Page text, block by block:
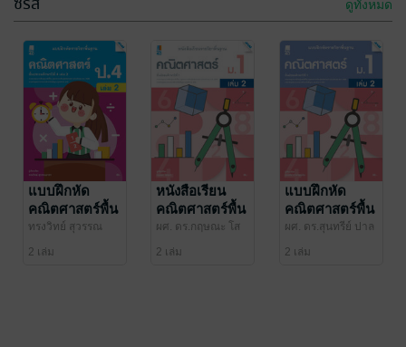
JUZZ Issue 19
ทีมงาน JUZZ
MAC Education
นิตยสารวัยรุ่น
2 Rating
JUZZ Issue 08
MAC Education
นิตยสารสาระบันเทิง
1 Rating
ดูทั้งหมด
แบบฝึกหัด
คณิตศาสตร์พื้น
ฐาน ป.4
ทรงวิทย์ สุวรรณ
Education
2 เล่ม
หนังสือเรียน
คณิตศาสตร์พื้น
ฐาน ม.1
ผศ. ดร.กฤษณะ โส
Education
2 เล่ม
แบบฝึกหัด
คณิตศาสตร์พื้น
ฐาน ม.1
ผศ. ดร.สุนทรีย์ ปาล
Education
2 เล่ม